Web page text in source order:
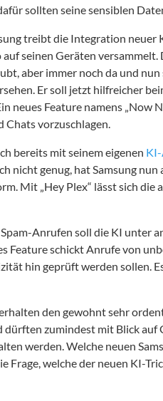
sollten seine sensiblen
treibt die Integration
seinen Geräten
aber immer noch da und
Er soll jetzt hilfreicher
neues Feature namens
Chats vorzuschlagen.
bereits mit seinem eigenen
nicht genug, hat Samsung
Mit „Hey Plex“ lässt sich die
Anrufen soll die KI unter
Feature schickt Anrufe von
hin geprüft werden sollen.
den gewohnt sehr
zumindest mit Blick auf
werden. Welche neuen
Frage, welche der neuen KI-